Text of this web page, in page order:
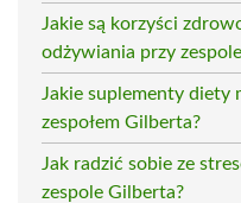
Jakie są korzyści
odżywiania przy
Jakie suplementy diety
zespołem Gilberta?
Jak radzić sobie ze
zespole Gilberta?